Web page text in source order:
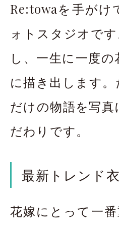
Re:towaを手がけ
ォトスタジオで
し、一生に一度
に描き出します
だけの物語を写
だわりです。
最新トレンド
花嫁にとって一